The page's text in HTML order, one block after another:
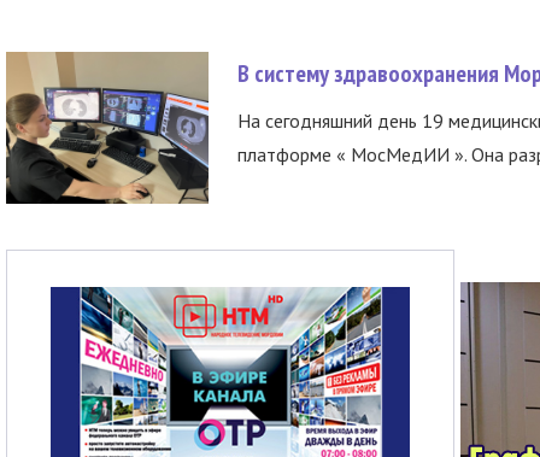
В систему здравоохранения
На сегодняшний день 19
платформе « МосМедИИ ». Она